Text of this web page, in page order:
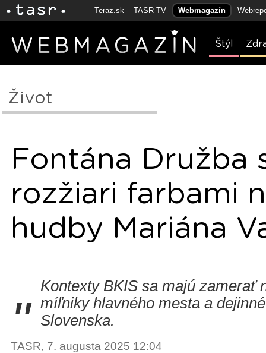
Teraz.sk TASR TV Webmagazín
Štýl
Život
Fontána Družba
rozžiari farbami
hudby Mariána
"
Kontexty BKIS sa majú zamerať
míľniky hlavného mesta a
Slovenska.
TASR, 7. augusta 2025 12:04